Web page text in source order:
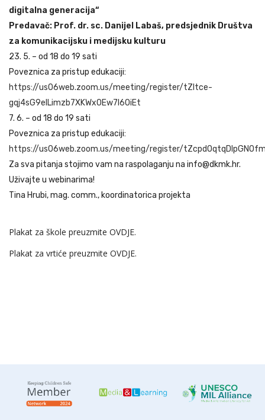
digitalna generacija“
Predavač: Prof. dr. sc. Danijel Labaš, predsjednik Društva
za komunikacijsku i medijsku kulturu
23. 5. – od 18 do 19 sati
Poveznica za pristup edukaciji:
https://us06web.zoom.us/meeting/register/tZItce-
gqj4sG9eILimzb7XKWxOEw7I6OiEt
7. 6. – od 18 do 19 sati
Poveznica za pristup edukaciji:
https://us06web.zoom.us/meeting/register/
Za sva pitanja stojimo vam na raspolaganju na info@dkmk.hr.
Uživajte u webinarima!
Tina Hrubi, mag. comm., koordinatorica projekta
Plakat za škole preuzmite OVDJE.
Plakat za vrtiće preuzmite OVDJE.